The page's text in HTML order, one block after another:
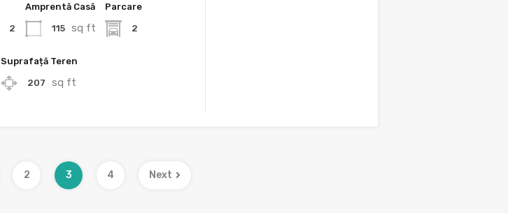
2
Amprentă Casă
115 sq ft
Parcare
2
Suprafață Teren
207 sq ft
2 3 4 Next